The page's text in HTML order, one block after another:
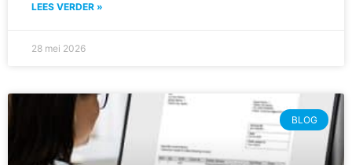
LEES VERDER »
28 mei 2026
BLOG